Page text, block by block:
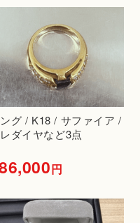
グ / K18 / サファイア /
レダイヤなど3点
円